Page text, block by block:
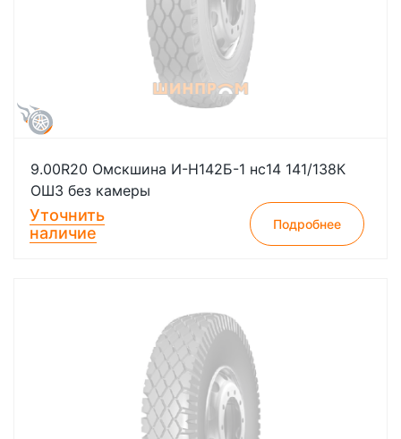
9.00R20 Омскшина И-Н142Б-1 нс14 141/138К
ОШЗ без камеры
Уточнить
наличие
Подробнее